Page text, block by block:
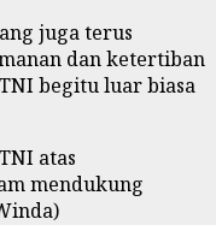
juga terus
dan ketertiban
begitu luar biasa
atas
mendukung